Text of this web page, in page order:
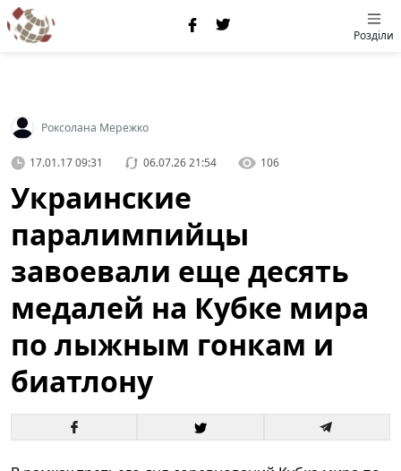
Розділи
Роксолана Мережко
17.01.17 09:31 06.07.26 21:54 106
Украинские
паралимпийцы
завоевали еще десять
медалей на Кубке мира
по лыжным гонкам и
биатлону